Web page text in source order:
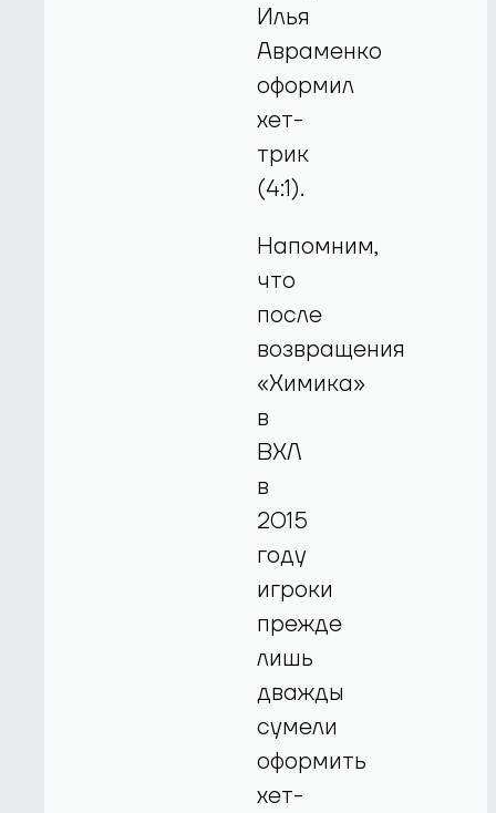
Илья
Авраменко
оформил
хет-
трик
(4:1).
Напомним,
что
после
возвращения
«Химика»
в
ВХЛ
в
2015
году
игроки
прежде
лишь
дважды
сумели
оформить
хет-